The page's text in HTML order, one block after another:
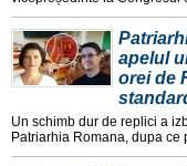
apelul
orei de
Un schimb dur de replici a
Patriarhia Romana, dupa ce